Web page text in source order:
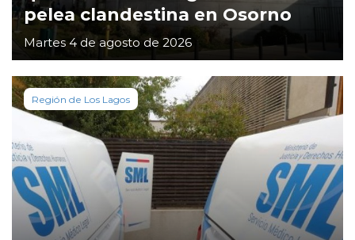
pelea clandestina en Osorno
Martes 4 de agosto de 2026
Región de Los Lagos